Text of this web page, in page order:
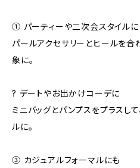
① パーティーや二次会スタイルに
パールアクセサリーとヒールを
象に。
? デートやお出かけコーデに
ミニバッグとパンプスをプラスし
ルに。
③ カジュアルフォーマルにも